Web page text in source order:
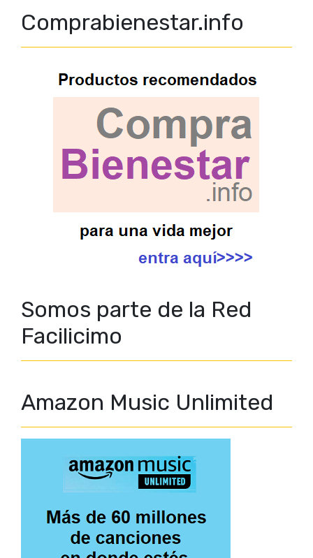
Comprabienestar.info
Somos parte de la Red
Facilicimo
Amazon Music Unlimited